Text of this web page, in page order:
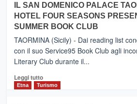
da
Neos
PIEDIMONTE
ETNEO
–
Meta
turistica
privilegiata
secondo
dati
di
IL SAN DOMENICO PALACE
HOTEL FOUR SEASONS
SUMMER BOOK CLUB
TAORMINA (Sicily) - Dai reading list
con il suo Service95 Book Club agli
Literary Club durante il...
Leggi tuttoLeggi
di
Etna Turismo